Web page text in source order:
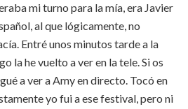
mi turno para la mía, era Javier
al que lógicamente, no
Entré unos minutos tarde a la
la he vuelto a ver en la tele. Si os
a ver a Amy en directo. Tocó en
yo fui a ese festival, pero ni